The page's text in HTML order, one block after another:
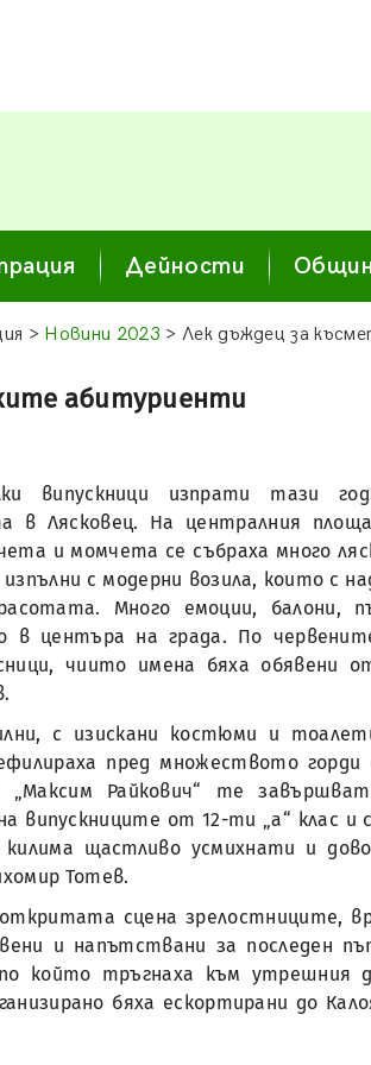
Дейности
> Новини 2023 > Лек дъждец за
абитуриенти
випускници изпрати тази
в Лясковец. На централния
и момчета се събраха много
с модерни возила, които с
Много емоции, балони,
в центъра на града. По
чиито имена бяха
с изискани костюми и
пред множеството
„Максим Райкович“ те
випускниците от 12-ти „а“ клас и
щастливо усмихнати и
Тотев.
сцена зрелостниците,
и напътствани за последен
който тръгнаха към утрешния
бяха ескортирани до